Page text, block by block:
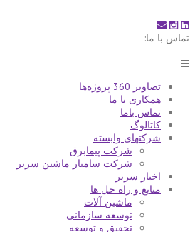
to
content
تماس با ما:
تصاویر 360 پروژه‌ها
همکاری با ما
تماس باما
کاتالوگ
شرکتهای وابسته
شرکت پیمابرق
شركت ساميار ماشين سرير
اخبار سریر
منابع و راه حل ها
ماشین آلات
توسعه سازمانی
تحقیق و توسعه